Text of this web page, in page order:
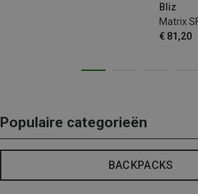
Bliz
Matrix
€ 81,20
Populaire categorieën
BACKPACKS